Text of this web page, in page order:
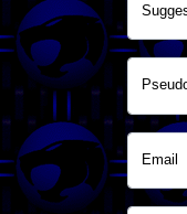
Email